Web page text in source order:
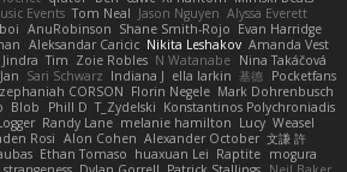
Events Tom Neal Jason Nguyen Alyssa Everett
AnuRobinson Shane Smith-Rojo Evan Harridge
Aleksandar Caricic Nikita Leshakov Amanda Vest
Tim Zoie Robles N Watanabe Nina Takáčová
Jan Sari Schwarz Indiana J ella larkin 基德 Pocketfans
zephaniah CORSON Florin Negele Mark Dohrenbusch
Blob Phill D T_Zydelski Konstantinos Polychroniadis
Randy Lane melanie hamilton Lucy Weasel
Rosi Alon Cohen Alexander October 文謙 許
Ethan Tomaso huaxuan Lei Raptite mogura